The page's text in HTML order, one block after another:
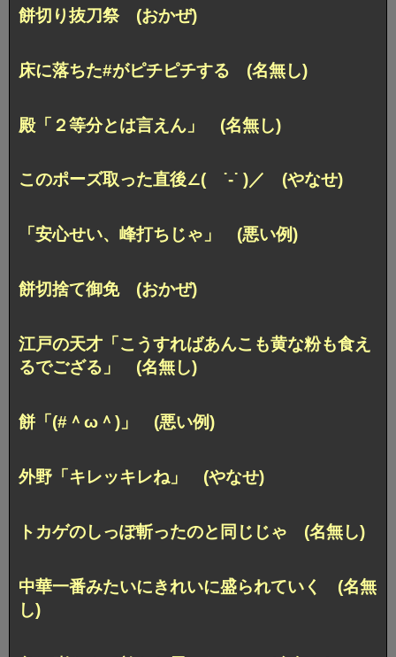
餅切り抜刀祭 (おかぜ)
床に落ちた#がピチピチする (名無し)
殿「２等分とは言えん」 (名無し)
このポーズ取った直後∠( ˙-˙ )／ (やなせ)
「安心せい、峰打ちじゃ」 (悪い例)
餅切捨て御免 (おかぜ)
江戸の天才「こうすればあんこも黄な粉も食え
るでござる」 (名無し)
餅「(#＾ω＾)」 (悪い例)
外野「キレッキレね」 (やなせ)
トカゲのしっぽ斬ったのと同じじゃ (名無し)
中華一番みたいにきれいに盛られていく (名無
し)